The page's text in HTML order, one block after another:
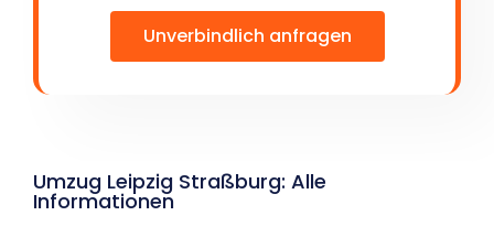
Unverbindlich anfragen
Umzug Leipzig Straßburg: Alle
Informationen